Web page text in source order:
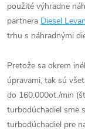
použité výhradne
partnera Diesel
trhu s náhradnými
Pretože sa okrem
úpravami, tak sú
do 160.000ot./min
turbodúchadiel sme
turbodúchadiel pre